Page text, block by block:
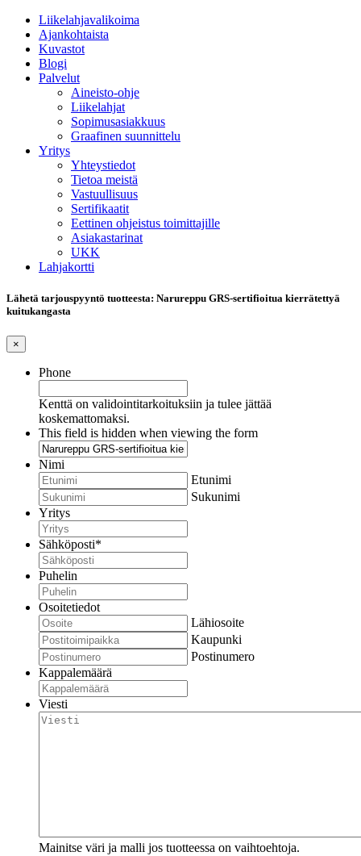
Liikelahjavalikoima
Ajankohtaista
Kuvastot
Blogi
Palvelut
Aineisto-ohje
Liikelahjat
Sopimusasiakkuus
Graafinen suunnittelu
Yritys
Yhteystiedot
Tietoa meistä
Vastuullisuus
Sertifikaatit
Eettinen ohjeistus toimittajille
Asiakastarinat
UKK
Lahjakortti
Lähetä tarjouspyyntö tuotteesta: Narureppu GRS-sertifioitua kierrätettyä
kuitukangasta
×
Phone
Kenttä on validointitarkoituksiin ja tulee jättää
koskemattomaksi.
This field is hidden when viewing the form
Nimi
Etunimi
Sukunimi
Yritys
Sähköposti*
Puhelin
Osoitetiedot
Lähiosoite
Kaupunki
Postinumero
Kappalemäärä
Viesti
Mainitse väri ja malli jos tuotteessa on vaihtoehtoja.